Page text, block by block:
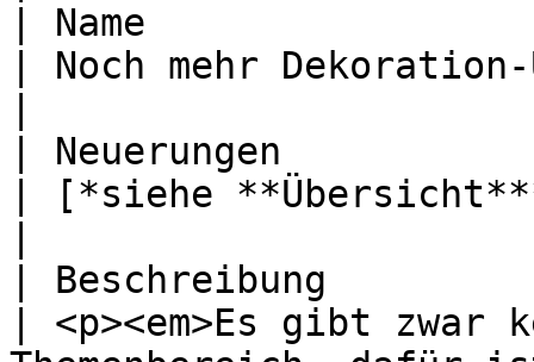
| Name
| Noch mehr Dekoration-
| Neuerungen
| [*siehe
| Beschreibung
| <p><em>Es gibt zwar